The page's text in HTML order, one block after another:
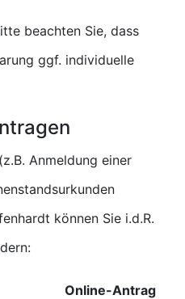
beachten Sie, dass
ggf. individuelle
Anmeldung einer
können Sie i.d.R.
Online-Antrag